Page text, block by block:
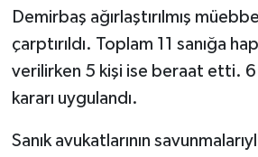
Demirbaş ağırlaştırılmış
çarptırıldı. Toplam 11 sanığa
verilirken 5 kişi ise beraat etti.
kararı uygulandı.
Sanık avukatlarının